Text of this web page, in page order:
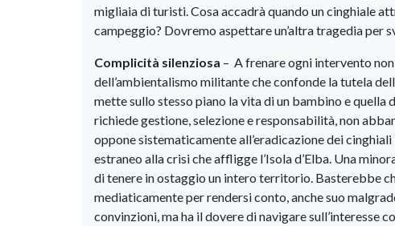
migliaia di turisti. Cosa accadrà quando un cinghiale
campeggio? Dovremo aspettare un’altra tragedia per
Complicità silenziosa – A frenare ogni intervento
dell’ambientalismo militante che confonde la tutela
mette sullo stesso piano la vita di un bambino e quella
richiede gestione, selezione e responsabilità, non
oppone sistematicamente all’eradicazione dei
estraneo alla crisi che affligge l’Isola d’Elba. Una
di tenere in ostaggio un intero territorio. Basterebbe
mediaticamente per rendersi conto, anche suo
convinzioni, ma ha il dovere di navigare sull’interesse